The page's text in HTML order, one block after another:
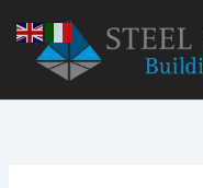
contenuto